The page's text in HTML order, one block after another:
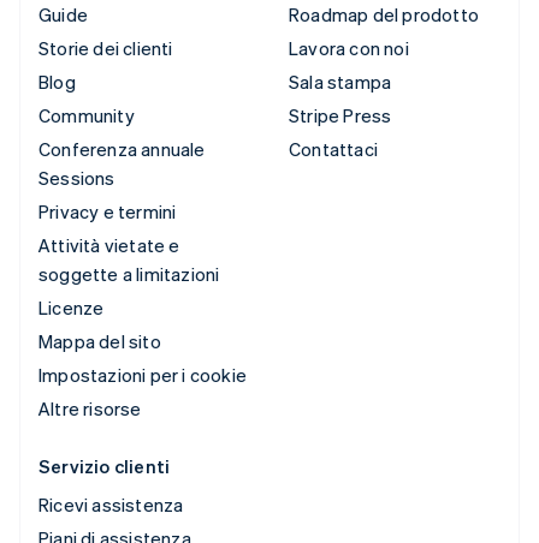
Guide
Storie dei clienti
Blog
Community
Conferenza annuale
Sessions
Privacy e termini
Attività vietate e
soggette a limitazioni
Licenze
Mappa del sito
Impostazioni per i cookie
Altre risorse
Roadmap del prodotto
Lavora con noi
Sala stampa
Stripe Press
Contattaci
Servizio clienti
Ricevi assistenza
Piani di assistenza